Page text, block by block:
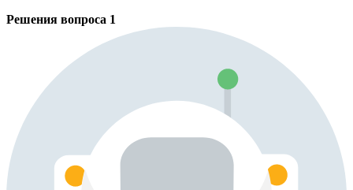
Решения вопроса 1